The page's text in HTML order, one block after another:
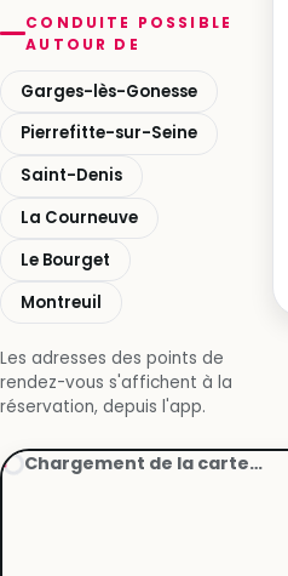
CONDUITE POSSIBLE
AUTOUR DE
Garges-lès-Gonesse
Pierrefitte-sur-Seine
Saint-Denis
La Courneuve
Le Bourget
Montreuil
Les adresses des points de
rendez-vous s'affichent à la
réservation, depuis l'app.
Chargement de la carte…